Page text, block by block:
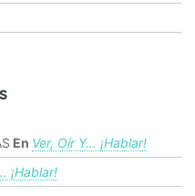
En Ver, Oír Y… ¡hablar!
¡hablar!